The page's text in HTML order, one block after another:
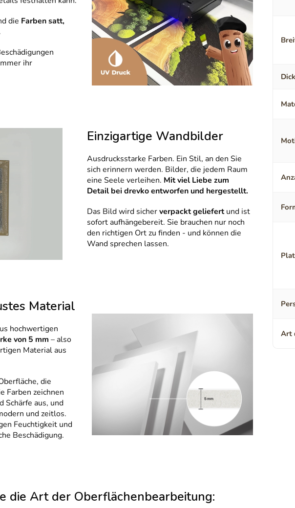
die Farben satt,
ihr
Einzigartige Wandbilder
Ausdrucksstarke Farben. Ein Stil, an den Sie
sich erinnern werden. Bilder, die jedem Raum
eine Seele verleihen. Mit viel Liebe zum
Detail bei drevko entworfen und hergestellt.
Das Bild wird sicherverpackt geliefertund ist
sofort aufhängebereit. Sie brauchen nur noch
den richtigen Ort zu finden - und können die
Wand sprechen lassen.
Material
hochwertigen
von 5 mm – also
Material aus
die
Farben zeichnen
Schärfe aus, und
und zeitlos.
Feuchtigkeit und
Beschädigung.
die Art der Oberflächenbearbeitung:
Art